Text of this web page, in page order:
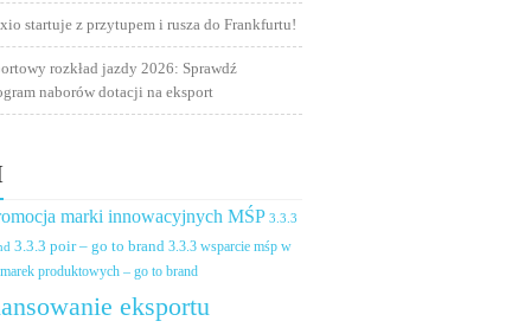
startuje z przytupem i rusza do Frankfurtu!
rozkład jazdy 2026: Sprawdź
naborów dotacji na eksport
marki innowacyjnych MŚP 3.3.3
3.3.3 poir – go to brand 3.3.3 wsparcie mśp w
produktowych – go to brand
eksportu